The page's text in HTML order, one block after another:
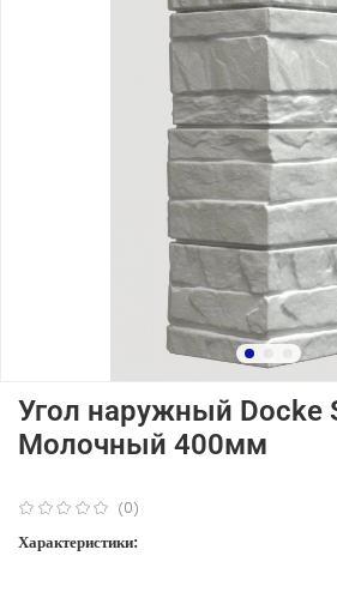
(0)
Угол наружный Docke
Молочный 400мм
Характеристики: